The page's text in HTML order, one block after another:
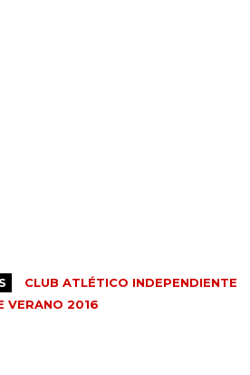
CLUB ATLÉTICO INDEPENDIENTE
VERANO 2016